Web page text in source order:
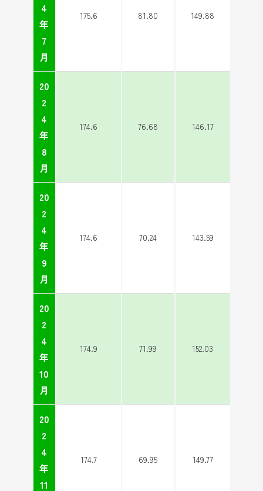
4
年
7
月
175.6 81.80 149.88
20
2
4
年
8
月
174.6 76.68 146.17
20
2
4
年
9
月
174.6 70.24 143.59
20
2
4
年
10
月
174.9 71.99 152.03
20
2
4
年
11
174.7 69.95 149.77